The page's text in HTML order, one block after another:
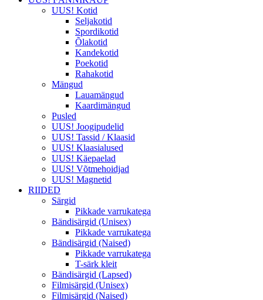
UUS! Kotid
Seljakotid
Spordikotid
Õlakotid
Kandekotid
Poekotid
Rahakotid
Mängud
Lauamängud
Kaardimängud
Pusled
UUS! Joogipudelid
UUS! Tassid / Klaasid
UUS! Klaasialused
UUS! Käepaelad
UUS! Võtmehoidjad
UUS! Magnetid
RIIDED
Särgid
Pikkade varrukatega
Bändisärgid (Unisex)
Pikkade varrukatega
Bändisärgid (Naised)
Pikkade varrukatega
T-särk kleit
Bändisärgid (Lapsed)
Filmisärgid (Unisex)
Filmisärgid (Naised)